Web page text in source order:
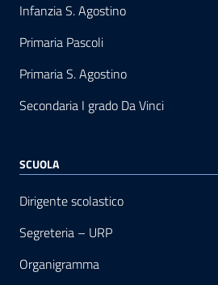
Infanzia S. Agostino
Primaria Pascoli
Primaria S. Agostino
Secondaria I grado Da Vinci
SCUOLA
Dirigente scolastico
Segreteria – URP
Organigramma